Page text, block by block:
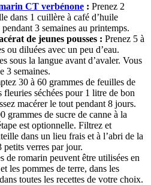
CT verbénone : Prenez 2
dans 1 cuillère à café d’huile
3 semaines au printemps.
de jeunes pousses : Prenez 5 à
ou diluées avec un peu d’eau.
sous la langue avant d’avaler. Vous
3 semaines.
30 à 60 grammes de feuilles de
séchées pour 1 litre de bon
macérer le tout pendant 8 jours.
grammes de sucre de canne à la
est optionnelle. Filtrez et
dans un lieu frais et à l’abri de la
verres par jour.
de romarin peuvent être utilisées en
les pommes de terre, dans les
toutes les recettes de votre choix.